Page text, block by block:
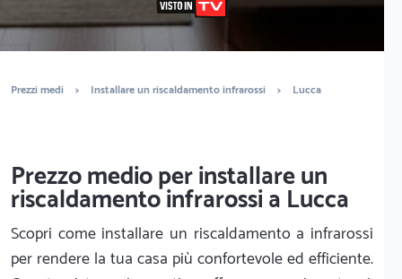
Prezzi medi > Installare un riscaldamento infrarossi > Lucca
Prezzo medio per installare un
riscaldamento infrarossi a Lucca
Scopri come installare un riscaldamento a infrarossi
per rendere la tua casa più confortevole ed efficiente.